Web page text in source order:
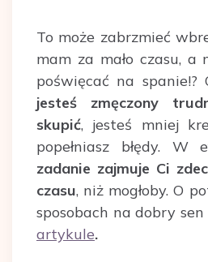
To może zabrzmieć
mam za mało czasu,
poświęcać na spanie!?
jesteś zmęczony
skupić, jesteś mniej
popełniasz błędy. W
zadanie zajmuje Ci
czasu, niż mogłoby. O
sposobach na dobry
artykule.